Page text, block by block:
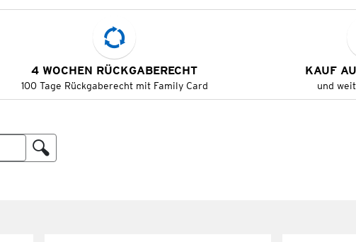
4 WOCHEN RÜCKGABERECHT
100 Tage Rückgaberecht mit Family Card
KAUF
und